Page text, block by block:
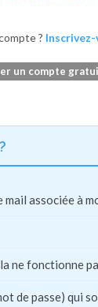
?
un compte
associée à
ne fonctionne
de passe) qui